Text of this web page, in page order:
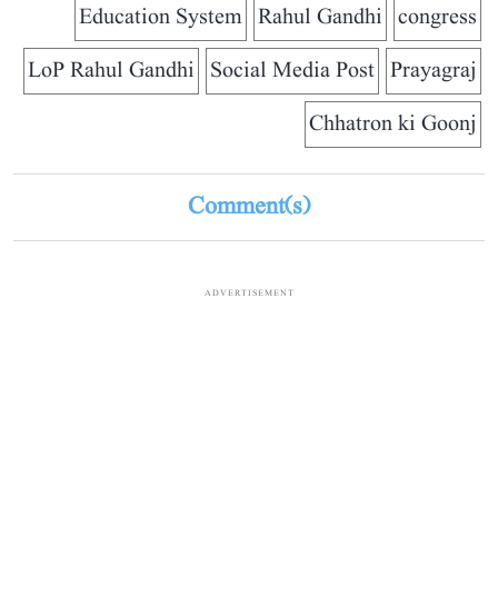
congress
Rahul Gandhi
Education System
Prayagraj
Social Media Post
LoP Rahul Gandhi
Chhatron ki Goonj
Comment(s)
ADVERTISEMENT